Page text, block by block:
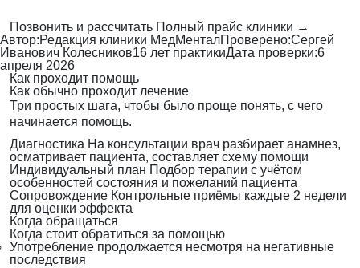
Позвонить и рассчитать Полный прайс клиники →
Автор:Редакция клиники МедМенталПроверено:Сергей
Иванович Колесников16 лет практикиДата проверки:6
апреля 2026
Как проходит помощь
Как обычно проходит лечение
Три простых шага, чтобы было проще понять, с чего
начинается помощь.
Диагностика На консультации врач разбирает анамнез,
осматривает пациента, составляет схему помощи
Индивидуальный план Подбор терапии с учётом
особенностей состояния и пожеланий пациента
Сопровождение Контрольные приёмы каждые 2 недели
для оценки эффекта
Когда обращаться
Когда стоит обратиться за помощью
Употребление продолжается несмотря на негативные
последствия